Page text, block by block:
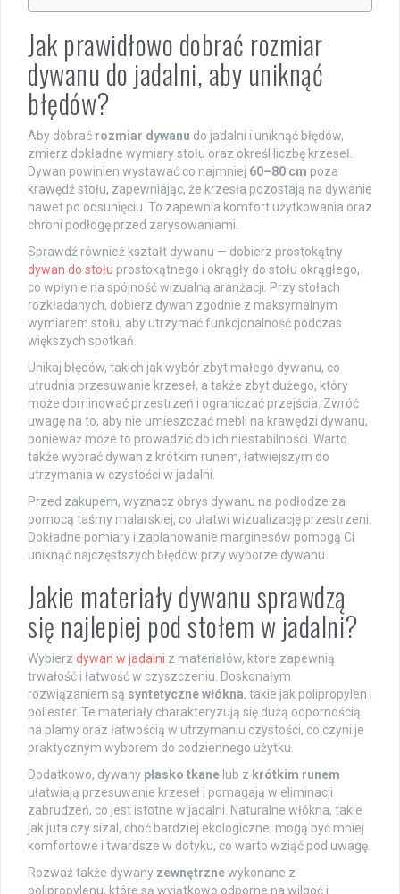
Jak prawidłowo dobrać rozmiar
dywanu do jadalni, aby uniknąć
błędów?
Aby dobrać rozmiar dywanu do jadalni i uniknąć błędów,
zmierz dokładne wymiary stołu oraz określ liczbę krzeseł.
Dywan powinien wystawać co najmniej 60–80 cm poza
krawędź stołu, zapewniając, że krzesła pozostają na dywanie
nawet po odsunięciu. To zapewnia komfort użytkowania oraz
chroni podłogę przed zarysowaniami.
Sprawdź również kształt dywanu — dobierz prostokątny
dywan do stołu prostokątnego i okrągły do stołu okrągłego,
co wpłynie na spójność wizualną aranżacji. Przy stołach
rozkładanych, dobierz dywan zgodnie z maksymalnym
wymiarem stołu, aby utrzymać funkcjonalność podczas
większych spotkań.
Unikaj błędów, takich jak wybór zbyt małego dywanu, co
utrudnia przesuwanie krzeseł, a także zbyt dużego, który
może dominować przestrzeń i ograniczać przejścia. Zwróć
uwagę na to, aby nie umieszczać mebli na krawędzi dywanu,
ponieważ może to prowadzić do ich niestabilności. Warto
także wybrać dywan z krótkim runem, łatwiejszym do
utrzymania w czystości w jadalni.
Przed zakupem, wyznacz obrys dywanu na podłodze za
pomocą taśmy malarskiej, co ułatwi wizualizację przestrzeni.
Dokładne pomiary i zaplanowanie marginesów pomogą Ci
uniknąć najczęstszych błędów przy wyborze dywanu.
Jakie materiały dywanu sprawdzą
się najlepiej pod stołem w jadalni?
Wybierz dywan w jadalni z materiałów, które zapewnią
trwałość i łatwość w czyszczeniu. Doskonałym
rozwiązaniem są syntetyczne włókna, takie jak polipropylen i
poliester. Te materiały charakteryzują się dużą odpornością
na plamy oraz łatwością w utrzymaniu czystości, co czyni je
praktycznym wyborem do codziennego użytku.
Dodatkowo, dywany płasko tkane lub z krótkim runem
ułatwiają przesuwanie krzeseł i pomagają w eliminacji
zabrudzeń, co jest istotne w jadalni. Naturalne włókna, takie
jak juta czy sizal, choć bardziej ekologiczne, mogą być mniej
komfortowe i twardsze w dotyku, co warto wziąć pod uwagę.
Rozważ także dywany zewnętrznewykonane z
polipropylenu, które są wyjątkowo odporne na wilgoć i